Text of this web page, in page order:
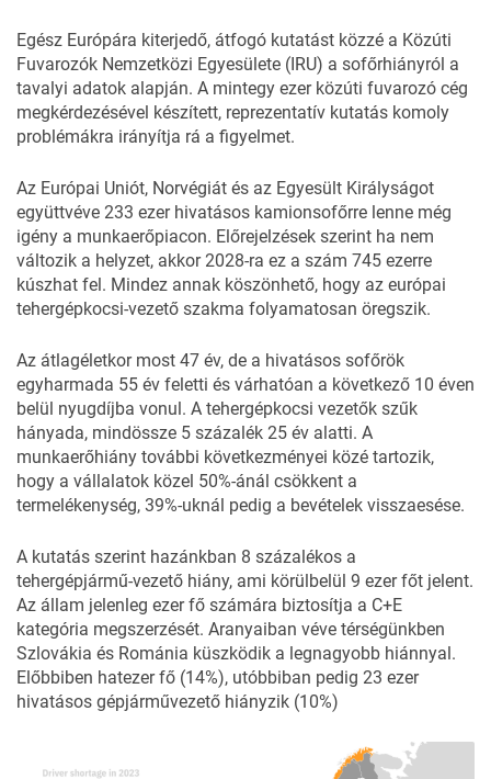
Egész Európára kiterjedő, átfogó kutatást közzé a Közúti
Fuvarozók Nemzetközi Egyesülete (IRU) a sofőrhiányról a
tavalyi adatok alapján. A mintegy ezer közúti fuvarozó cég
megkérdezésével készített, reprezentatív kutatás komoly
problémákra irányítja rá a figyelmet.
Az Európai Uniót, Norvégiát és az Egyesült Királyságot
együttvéve 233 ezer hivatásos kamionsofőrre lenne még
igény a munkaerőpiacon. Előrejelzések szerint ha nem
változik a helyzet, akkor 2028-ra ez a szám 745 ezerre
kúszhat fel. Mindez annak köszönhető, hogy az európai
tehergépkocsi-vezető szakma folyamatosan öregszik.
Az átlagéletkor most 47 év, de a hivatásos sofőrök
egyharmada 55 év feletti és várhatóan a következő 10 éven
belül nyugdíjba vonul. A tehergépkocsi vezetők szűk
hányada, mindössze 5 százalék 25 év alatti. A
munkaerőhiány további következményei közé tartozik,
hogy a vállalatok közel 50%-ánál csökkent a
termelékenység, 39%-uknál pedig a bevételek visszaesése.
A kutatás szerint hazánkban 8 százalékos a
tehergépjármű-vezető hiány, ami körülbelül 9 ezer főt jelent.
Az állam jelenleg ezer fő számára biztosítja a C+E
kategória megszerzését. Aranyaiban véve térségünkben
Szlovákia és Románia küszködik a legnagyobb hiánnyal.
Előbbiben hatezer fő (14%), utóbbiban pedig 23 ezer
hivatásos gépjárművezető hiányzik (10%)